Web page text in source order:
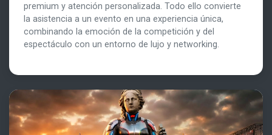
premium y atención personalizada. Todo ello convierte
la asistencia a un evento en una experiencia única,
combinando la emoción de la competición y del
espectáculo con un entorno de lujo y networking.